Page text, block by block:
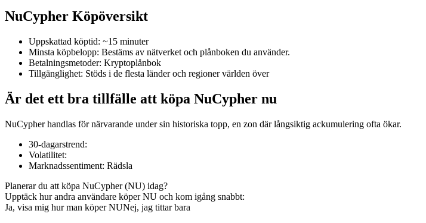
Futures med USDT som säkerhet
COIN-M Futures
Futures för kryptovaluta
TradFi
NuCypher Köpöversikt
Uppskattad köptid: ~15 minuter
Minsta köpbelopp: Bestäms av nätverket och plånboken du använder.
Betalningsmetoder: Kryptoplånbok
Tillgänglighet: Stöds i de flesta länder och regioner världen över
Är det ett bra tillfälle att köpa NuCypher nu
NuCypher handlas för närvarande under sin historiska topp, en zon där långsiktig ackumulering ofta ökar.
30-dagarstrend:
Volatilitet:
Marknadssentiment: Rädsla
Planerar du att köpa NuCypher (NU) idag?
Upptäck hur andra användare köper NU och kom igång snabbt:
Ja, visa mig hur man köper NUNej, jag tittar bara